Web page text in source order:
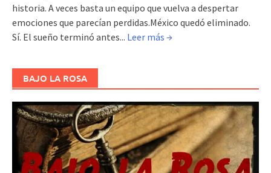
historia. A veces basta un equipo que vuelva a despertar
emociones que parecían perdidas.México quedó eliminado.
Sí. El sueño terminó antes... Leer más →
BAJO LA ROSA